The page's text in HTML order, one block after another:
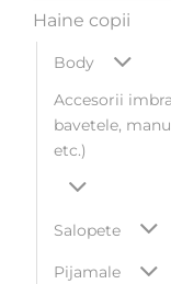
Haine copii
Body
Accesorii
bavetele,
etc.)
Salopete
Pijamale